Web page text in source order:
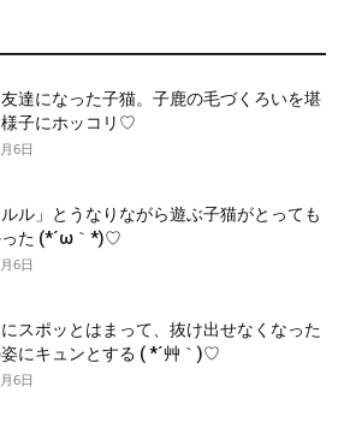
達になった子猫。子鹿の毛づくろいを堪
子にホッコリ♡
6日
ルル」とうなりながら遊ぶ子猫がとっても
った (*´ω｀*)♡
6日
スポッとはまって、抜け出せなくなった
にキュンとする ( *´艸｀)♡
6日